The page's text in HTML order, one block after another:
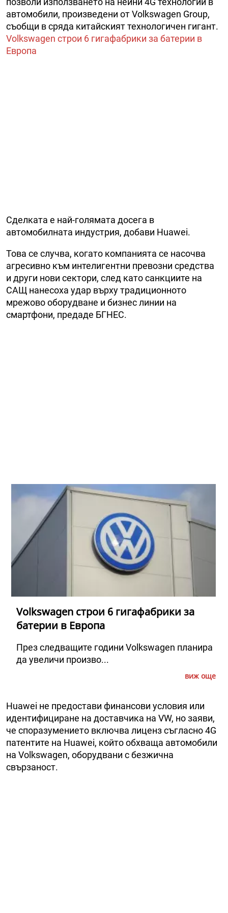
автомобили, произведени от Volkswagen Group,
съобщи в сряда китайският технологичен гигант.
Volkswagen строи 6 гигафабрики за батерии в
Европа
Сделката е най-голямата досега в
автомобилната индустрия, добави Huawei.
Това се случва, когато компанията се насочва
агресивно към интелигентни превозни средства
и други нови сектори, след като санкциите на
САЩ нанесоха удар върху традиционното
мрежово оборудване и бизнес линии на
смартфони, предаде БГНЕС.
Volkswagen строи 6 гигафабрики за
батерии в Европа
През следващите години Volkswagen планира
да увеличи произво...
виж още
Huawei не предостави финансови условия или
идентифициране на доставчика на VW, но заяви,
че споразумението включва лиценз съгласно 4G
патентите на Huawei, който обхваща автомобили
на Volkswagen, оборудвани с безжична
свързаност.